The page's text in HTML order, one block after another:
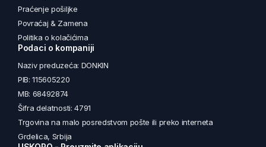
Praćenje pošiljke
Povraćaj & Zamena
Politika o kolačićima
Podaci o kompaniji
Naziv preduzeća: DONKIN
PIB: 115605220
MB: 68492874
Šifra delatnosti: 4791
Trgovina na malo posredstvom pošte ili preko interneta
Grdelica, Srbija